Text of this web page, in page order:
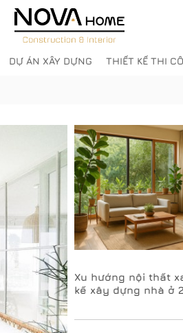
DỰ ÁN XÂY DỰNG THIẾT KẾ THI
Xu hướng nội thất
kế xây dựng nhà ở